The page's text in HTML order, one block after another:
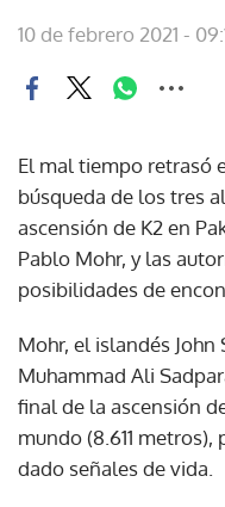
10 de febrero 2021 -
El mal tiempo retrasó
búsqueda de los tres
ascensión de K2 en
Pablo Mohr, y las
posibilidades de
Mohr, el islandés
Muhammad Ali
final de la ascensión
mundo (8.611
dado señales de vida.